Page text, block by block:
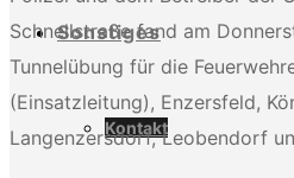
Sonstiges
Kontakt
Schnellstraße fand am
Tunnelübung für die
(Einsatzleitung), Enzersfeld,
Langenzersdorf, Leobendorf